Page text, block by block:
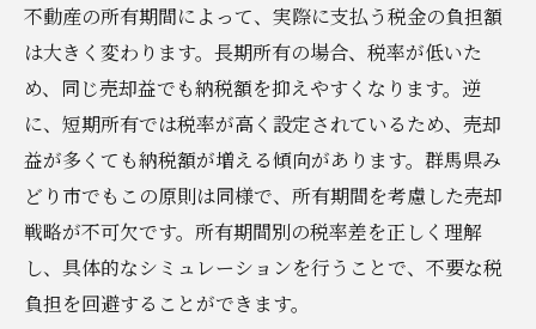
不動産の所有期間によって、実際に支払う税金の負担額
は大きく変わります。長期所有の場合、税率が低いた
め、同じ売却益でも納税額を抑えやすくなります。逆
に、短期所有では税率が高く設定されているため、売却
益が多くても納税額が増える傾向があります。群馬県み
どり市でもこの原則は同様で、所有期間を考慮した売却
戦略が不可欠です。所有期間別の税率差を正しく理解
し、具体的なシミュレーションを行うことで、不要な税
負担を回避することができます。